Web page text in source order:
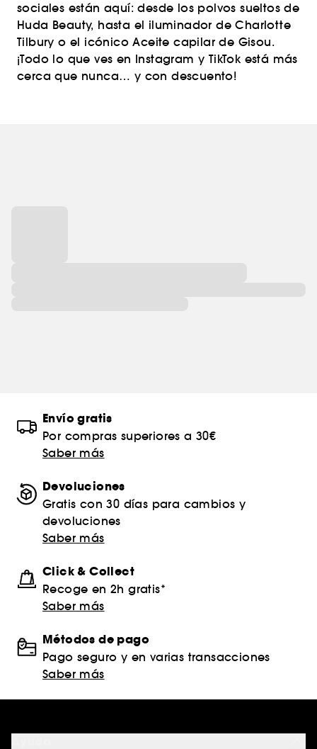
sociales están aquí: desde los polvos sueltos de
Huda Beauty, hasta el iluminador de Charlotte
Tilbury o el icónico Aceite capilar de Gisou.
¡Todo lo que ves en Instagram y TikTok está más
cerca que nunca… y con descuento!
Envío gratis
Por compras superiores a 30€
Saber más
Devoluciones
Gratis con 30 días para cambios y
devoluciones
Saber más
Click & Collect
Recoge en 2h gratis*
Saber más
Métodos de pago
Pago seguro y en varias transacciones
Saber más